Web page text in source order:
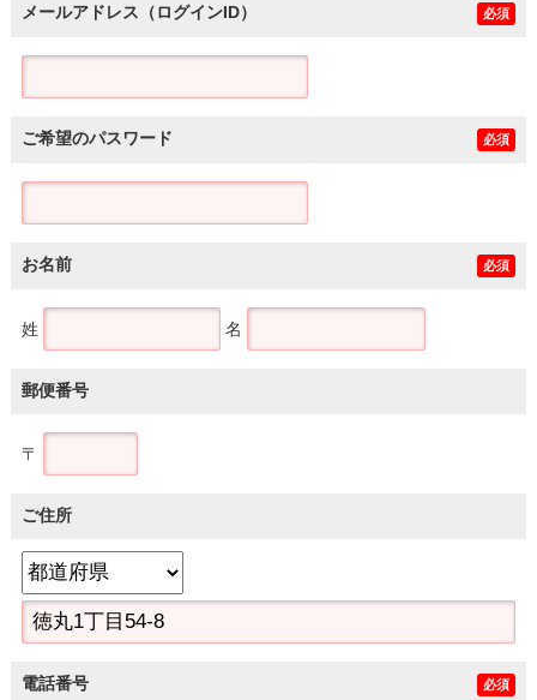
メールアドレス（ログインID） 必須
ご希望のパスワード 必須
お名前 必須
姓 名
郵便番号
〒
ご住所
電話番号 必須